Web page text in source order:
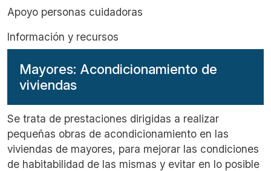
Apoyo personas cuidadoras
Información y recursos
Mayores: Acondicionamiento de
viviendas
Se trata de prestaciones dirigidas a realizar
pequeñas obras de acondicionamiento en las
viviendas de mayores, para mejorar las condiciones
de habitabilidad de las mismas y evitar en lo posible